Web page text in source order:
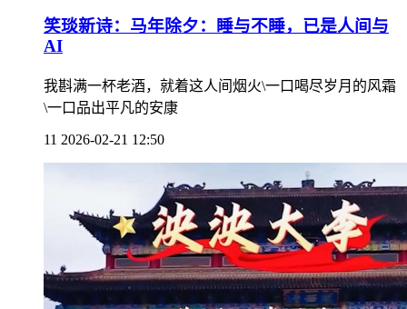
笑琰新诗：马年除夕：睡与不睡，已是人间与
AI
我斟满一杯老酒，就着这人间烟火\一口喝尽岁月的风霜
\一口品出平凡的安康
11 2026-02-21 12:50